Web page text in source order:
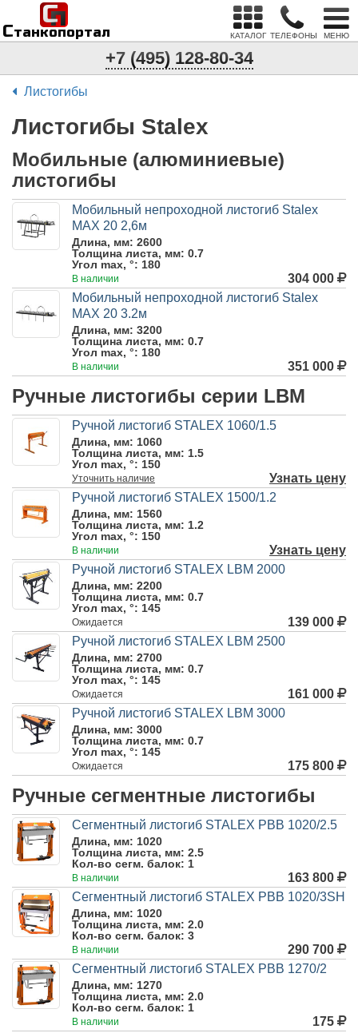
Станкопортал
п
С
КАТАЛОГ ТЕЛЕФОНЫ МЕНЮ
+7 (495) 128-80-34
Листогибы
Листогибы Stalex
Мобильные (алюминиевые)
листогибы
Мобильный непроходной листогиб Stalex
MAX 20 2,6м
Длина, мм: 2600
Толщина листа, мм: 0.7
Угол max, °: 180
В наличии
304 000
Мобильный непроходной листогиб Stalex
MAX 20 3.2м
Длина, мм: 3200
Толщина листа, мм: 0.7
Угол max, °: 180
В наличии 351 000
Ручные листогибы серии LBM
Ручной листогиб STALEX 1060/1.5
Длина, мм: 1060
Толщина листа, мм: 1.5
Угол max, °: 150
Уточнить наличие
Узнать цену
Ручной листогиб STALEX 1500/1.2
Длина, мм: 1560
Толщина листа, мм: 1.2
Угол max, °: 150
В наличии
Узнать цену
Ручной листогиб STALEX LBM 2000
Длина, мм: 2200
Толщина листа, мм: 0.7
Угол max, °: 145
Ожидается
139 000
Ручной листогиб STALEX LBM 2500
Длина, мм: 2700
Толщина листа, мм: 0.7
Угол max, °: 145
Ожидается
161 000
Ручной листогиб STALEX LBM 3000
Длина, мм: 3000
Толщина листа, мм: 0.7
Угол max, °: 145
Ожидается 175 800
Ручные сегментные листогибы
Сегментный листогиб STALEX PBB 1020/2.5
Длина, мм: 1020
Толщина листа, мм: 2.5
Кол-во сегм. балок: 1
В наличии
163 800
Сегментный листогиб STALEX PBB 1020/3SH
Длина, мм: 1020
Толщина листа, мм: 2.0
Кол-во сегм. балок: 3
В наличии
290 700
Сегментный листогиб STALEX PBB 1270/2
Длина, мм: 1270
Толщина листа, мм: 2.0
Кол-во сегм. балок: 1
В наличии
175